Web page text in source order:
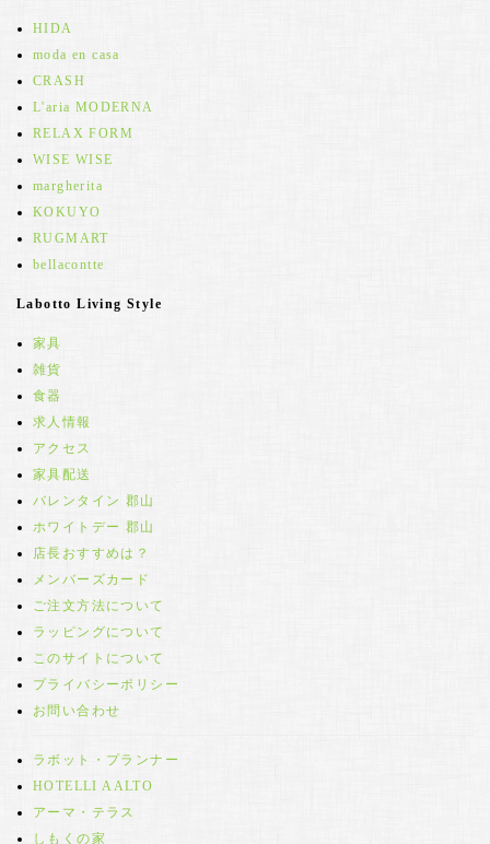
HIDA
moda en casa
CRASH
L'aria MODERNA
RELAX FORM
WISE WISE
margherita
KOKUYO
RUGMART
bellacontte
Labotto Living Style
家具
雑貨
食器
求人情報
アクセス
家具配送
バレンタイン 郡山
ホワイトデー 郡山
店長おすすめは？
メンバーズカード
ご注文方法について
ラッピングについて
このサイトについて
プライバシーポリシー
お問い合わせ
ラボット・プランナー
HOTELLI AALTO
アーマ・テラス
しもくの家